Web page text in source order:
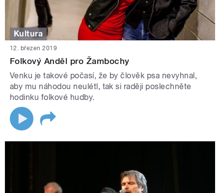
Kultura
12. březen 2019
Folkový Anděl pro Žambochy
Venku je takové počasí, že by člověk psa nevyhnal,
aby mu náhodou neulétl, tak si raději poslechněte
hodinku folkové hudby.